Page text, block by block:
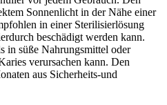
Sonnenlicht in der Nähe einer
in einer Sterilisierlösung
beschädigt werden kann.
in süße Nahrungsmittel oder
verursachen kann. Den
aus Sicherheits-und